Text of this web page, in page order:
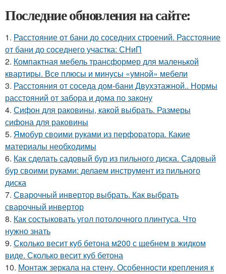
Последние обновления на сайте:
1. Расстояние от бани до соседних строений. Расстояние
от бани до соседнего участка: СНиП
2. Компактная мебель трансформер для маленькой
квартиры. Все плюсы и минусы «умной» мебели
3. Расстояния от соседа дом-бани Двухэтажной.. Нормы
расстояний от забора и дома по закону
4. Сифон для раковины, какой выбрать. Размеры
сифона для раковины
5. Ямобур своими руками из перфоратора. Какие
материалы необходимы
6. Как сделать садовый бур из пильного диска. Садовый
бур своими руками: делаем инструмент из пильного
диска
7. Сварочный инвертор выбрать. Как выбрать
сварочный инвертор
8. Как состыковать угол потолочного плинтуса. Что
нужно знать
9. Сколько весит куб бетона м200 с щебнем в жидком
виде. Сколько весит куб бетона
10. Монтаж зеркала на стену. Особенности крепления к